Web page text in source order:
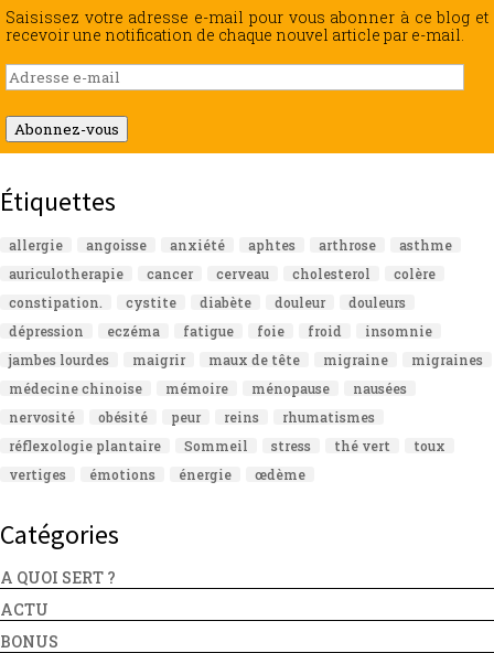
Saisissez votre adresse e-mail pour vous abonner à ce blog et
recevoir une notification de chaque nouvel article par e-mail.
Adresse
e-
mail
Abonnez-vous
Étiquettes
allergie angoisse anxiété aphtes arthrose
asthme
auriculotherapie
cancer cerveau cholesterol
colère
constipation.
cystite diabète douleur
douleurs
dépression
eczéma fatigue foie froid
insomnie
jambes lourdes
maigrir maux de tête migraine
migraines
médecine chinoise
mémoire ménopause
nausées
nervosité
obésité peur reins
rhumatismes
réflexologie plantaire
Sommeil stress thé vert
toux
vertiges
émotions énergie œdème
Catégories
A QUOI SERT ?
ACTU
BONUS